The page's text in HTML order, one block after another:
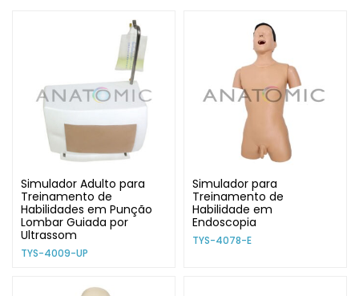
Simulador Adulto para
Treinamento de
Habilidades em Punção
Lombar Guiada por
Ultrassom
TYS-4009-UP
Simulador para
Treinamento de
Habilidade em
Endoscopia
TYS-4078-E